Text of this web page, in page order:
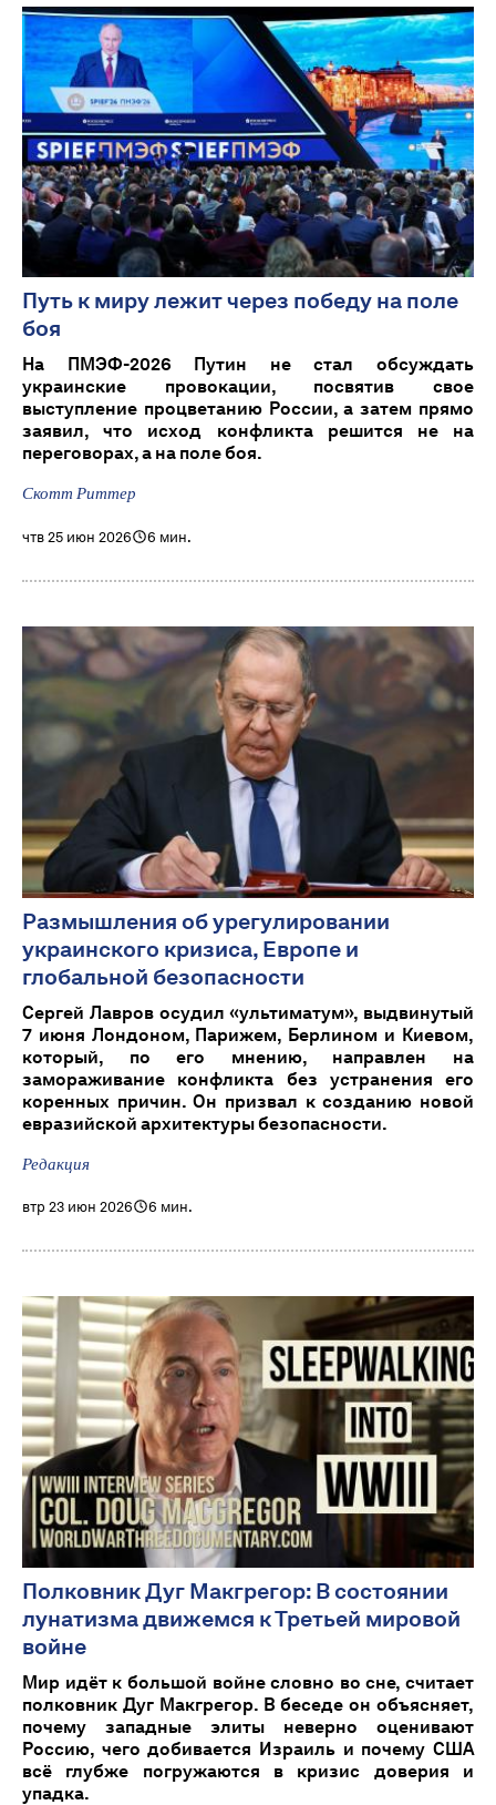
Путь к миру лежит через победу на поле
боя
На ПМЭФ-2026 Путин не стал обсуждать
украинские провокации, посвятив свое
выступление процветанию России, а затем прямо
заявил, что исход конфликта решится не на
переговорах, а на поле боя.
Скотт Риттер
чтв 25 июн 2026 6 мин.
Размышления об урегулировании
украинского кризиса, Европе и
глобальной безопасности
Сергей Лавров осудил «ультиматум», выдвинутый
7 июня Лондоном, Парижем, Берлином и Киевом,
который, по его мнению, направлен на
замораживание конфликта без устранения его
коренных причин. Он призвал к созданию новой
евразийской архитектуры безопасности.
Редакция
втр 23 июн 2026 6 мин.
Полковник Дуг Макгрегор: В состоянии
лунатизма движемся к Третьей мировой
войне
Мир идёт к большой войне словно во сне, считает
полковник Дуг Макгрегор. В беседе он объясняет,
почему западные элиты неверно оценивают
Россию, чего добивается Израиль и почему США
всё глубже погружаются в кризис доверия и
упадка.